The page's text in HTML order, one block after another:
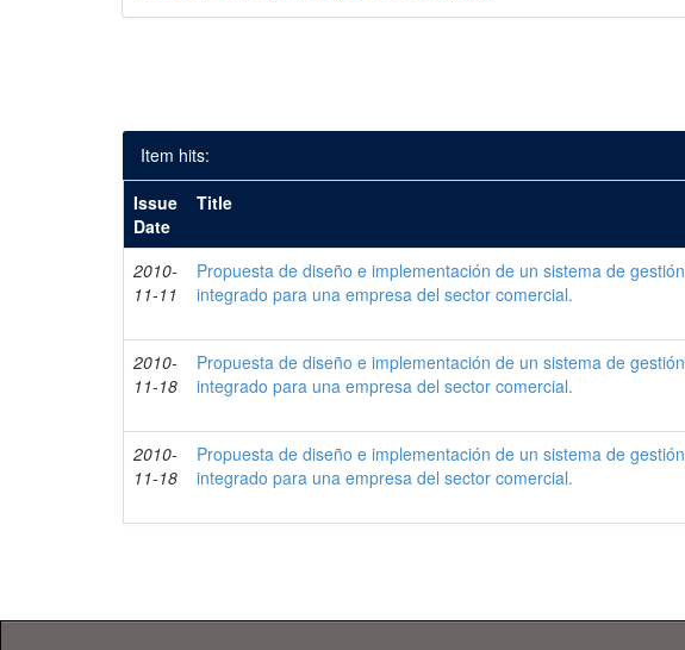
Item hits:
Issue
Date
Title
2010-
11-11
Propuesta de diseño e implementación de un sistema de gestión
integrado para una empresa del sector comercial.
2010-
11-18
Propuesta de diseño e implementación de un sistema de gestión
integrado para una empresa del sector comercial.
2010-
11-18
Propuesta de diseño e implementación de un sistema de gestión
integrado para una empresa del sector comercial.